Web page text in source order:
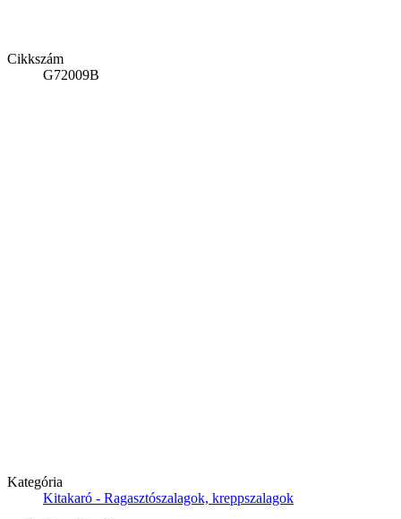
Cikkszám
G72009B
Kategória
Kitakaró - Ragasztószalagok, kreppszalagok